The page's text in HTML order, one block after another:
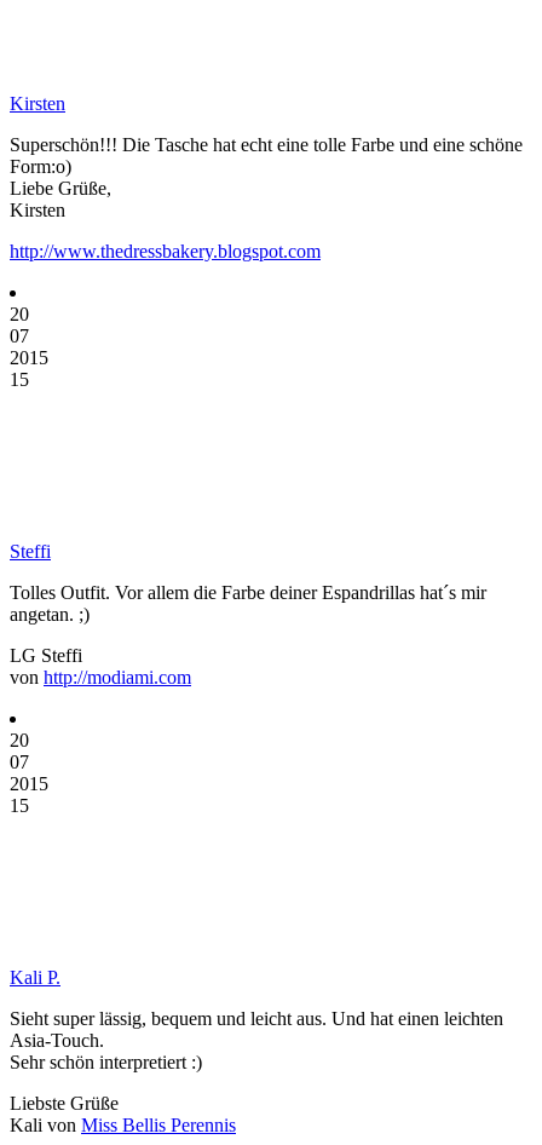
Kirsten
Superschön!!! Die Tasche hat echt eine tolle Farbe und eine schöne
Form:o)
Liebe Grüße,
Kirsten
http://www.thedressbakery.blogspot.com
20
07
2015
15
Steffi
Tolles Outfit. Vor allem die Farbe deiner Espandrillas hat´s mir
angetan. ;)
LG Steffi
von http://modiami.com
20
07
2015
15
Kali P.
Sieht super lässig, bequem und leicht aus. Und hat einen leichten
Asia-Touch.
Sehr schön interpretiert :)
Liebste Grüße
Kali von Miss Bellis Perennis